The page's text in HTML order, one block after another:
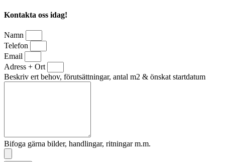
Kontakta oss idag!
Namn
Telefon
Email
Adress + Ort
Beskriv ert behov, förutsättningar, antal m2 & önskat startdatum
Bifoga gärna bilder, handlingar, ritningar m.m.